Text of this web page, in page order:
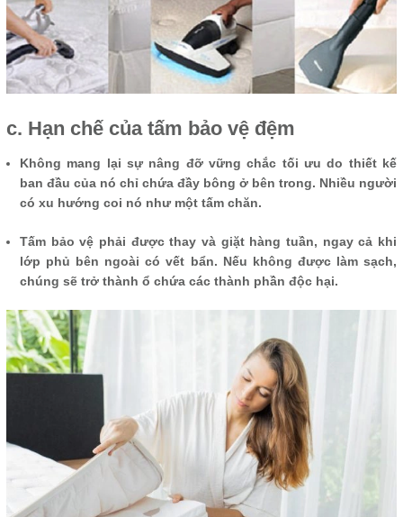
c. Hạn chế của tấm bảo vệ đệm
Không mang lại sự nâng đỡ vững chắc tối ưu do thiết kế
ban đầu của nó chỉ chứa đầy bông ở bên trong. Nhiều người
có xu hướng coi nó như một tấm chăn.
Tấm bảo vệ phải được thay và giặt hàng tuần, ngay cả khi
lớp phủ bên ngoài có vết bẩn. Nếu không được làm sạch,
chúng sẽ trở thành ổ chứa các thành phần độc hại.